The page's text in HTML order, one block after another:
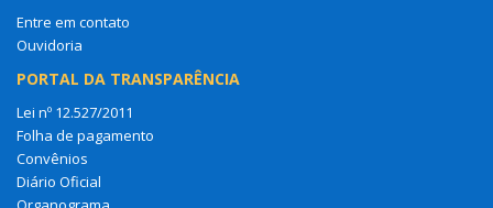
Entre em contato
Ouvidoria
PORTAL DA TRANSPARÊNCIA
Lei nº 12.527/2011
Folha de pagamento
Convênios
Diário Oficial